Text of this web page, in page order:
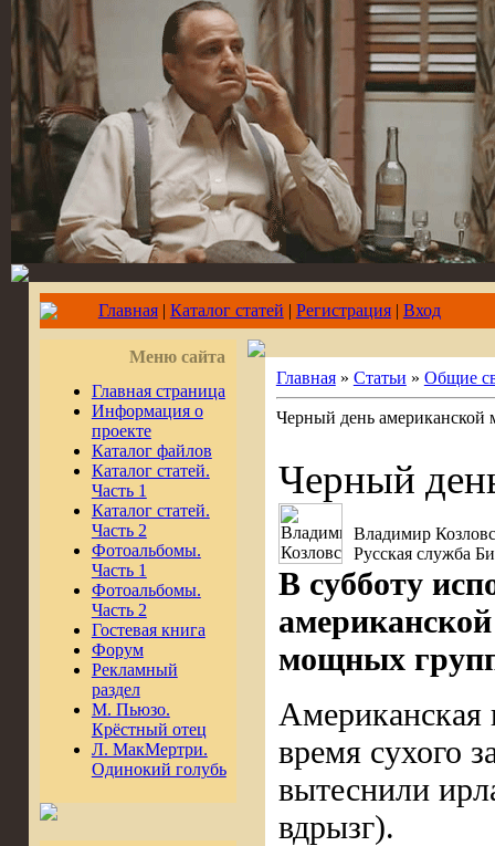
Главная| Каталог статей | Регистрация| Вход
Меню сайта
Главная страница
Информация о
проекте
Каталог файлов
Каталог статей.
Часть 1
Каталог статей.
Часть 2
Фотоальбомы.
Часть 1
Фотоальбомы.
Часть 2
Гостевая книга
Форум
Рекламный
раздел
М. Пьюзо.
Крёстный отец
Л. МакМертри.
Одинокий голубь
Главная» Статьи » Общие
Черный день американской
Черный
Владимир
Русская служба
В субботу
мощных
Американская
время сухого
вытеснили
вдрызг).